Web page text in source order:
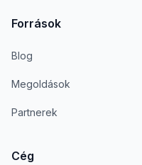
Források
Blog
Megoldások
Partnerek
Cég